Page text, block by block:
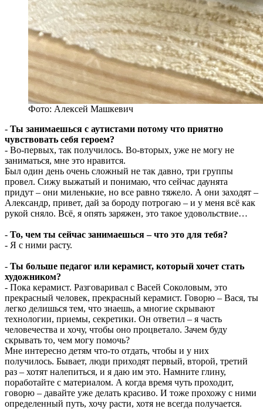
Фото: Алексей Машкевич
- Ты занимаешься с аутистами потому что приятно
чувствовать себя героем?
- Во-первых, так получилось. Во-вторых, уже не могу не
заниматься, мне это нравится.
Был один день очень сложный не так давно, три группы
провел. Сижу выжатый и понимаю, что сейчас даунята
придут – они миленькие, но все равно тяжело. А они заходят –
Александр, привет, дай за бороду потрогаю – и у меня всё как
рукой сняло. Всё, я опять заряжен, это такое удовольствие…
- То, чем ты сейчас занимаешься – что это для тебя?
- Я с ними расту.
- Ты больше педагог или керамист, который хочет стать
художником?
- Пока керамист. Разговаривал с Васей Соколовым, это
прекрасный человек, прекрасный керамист. Говорю – Вася, ты
легко делишься тем, что знаешь, а многие скрывают
технологии, приемы, секретики. Он ответил – я часть
человечества и хочу, чтобы оно процветало. Зачем буду
скрывать то, чем могу помочь?
Мне интересно детям что-то отдать, чтобы и у них
получилось. Бывает, люди приходят первый, второй, третий
раз – хотят налепиться, и я даю им это. Намните глину,
поработайте с материалом. А когда время чуть проходит,
говорю – давайте уже делать красиво. И тоже прохожу с ними
определенный путь, хочу расти, хотя не всегда получается.